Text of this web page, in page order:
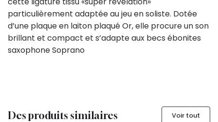
particulièrement adaptée au jeu en soliste. Dotée
d’une plaque en laiton plaqué Or, elle procure un son
brillant et compact et s’adapte aux becs ébonites
saxophone Soprano
Des produits similaires Voir tout